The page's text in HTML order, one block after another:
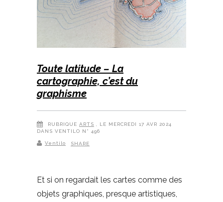
Toute latitude – La
cartographie, c’est du
graphisme
RUBRIQUE ARTS , LE MERCREDI 17 AVR 2024
DANS VENTILO N° 496
Ventilo SHARE
Et si on regardait les cartes comme des
objets graphiques, presque artistiques,